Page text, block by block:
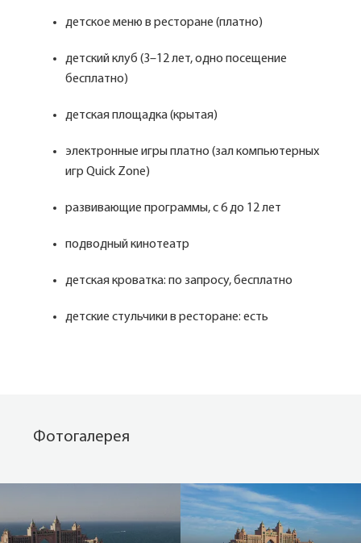
детское меню в ресторане (платно)
детский клуб (3–12 лет, одно посещение
бесплатно)
детская площадка (крытая)
электронные игры платно (зал компьютерных
игр Quick Zone)
развивающие программы, с 6 до 12 лет
подводный кинотеатр
детская кроватка: по запросу, бесплатно
детские стульчики в ресторане: есть
Фотогалерея